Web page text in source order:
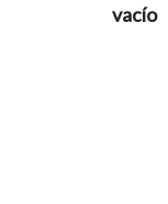
vacío